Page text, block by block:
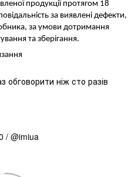
продукції протягом 18
за виявлені дефекти,
за умови дотримання
та зберігання.
ніж сто разів
/ @imiua